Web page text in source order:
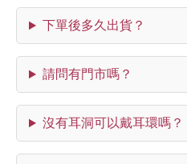
下單後多久出貨？
請問有門市嗎？
沒有耳洞可以戴耳環嗎？